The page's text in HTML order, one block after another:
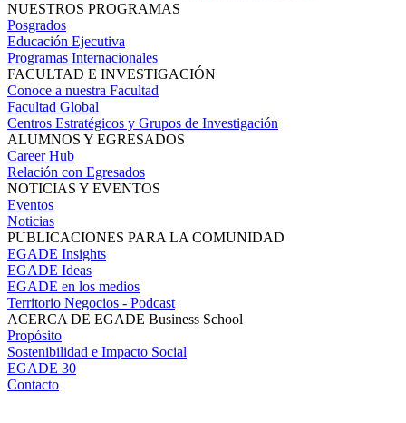
NUESTROS PROGRAMAS
Posgrados
Educación Ejecutiva
Programas Internacionales
FACULTAD E INVESTIGACIÓN
Conoce a nuestra Facultad
Facultad Global
Centros Estratégicos y Grupos de Investigación
ALUMNOS Y EGRESADOS
Career Hub
Relación con Egresados
NOTICIAS Y EVENTOS
Eventos
Noticias
PUBLICACIONES PARA LA COMUNIDAD
EGADE Insights
EGADE Ideas
EGADE en los medios
Territorio Negocios - Podcast
ACERCA DE EGADE Business School
Propósito
Sostenibilidad e Impacto Social
EGADE 30
Contacto